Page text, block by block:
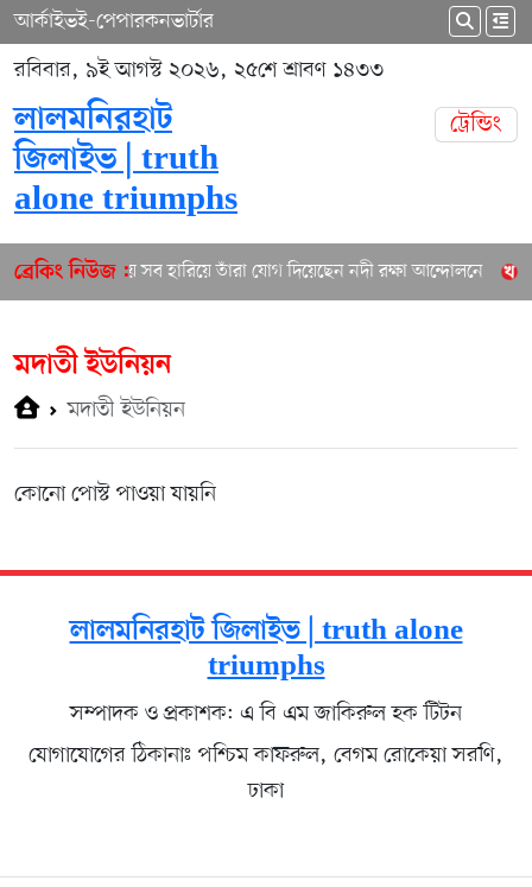
আর্কাইভই-পেপারকনভার্টার
রবিবার, ৯ই আগস্ট ২০২৬, ২৫শে শ্রাবণ ১৪৩৩
লালমনিরহাট
জিলাইভ | truth
alone triumphs
ট্রেন্ডিং
ব্রেকিং নিউজ :তিস্তায় সব হারিয়ে তাঁরা যোগ দিয়েছেন নদী রক্ষা আন্দোলনে
মদাতী ইউনিয়ন
মদাতী ইউনিয়ন
কোনো পোস্ট পাওয়া যায়নি
লালমনিরহাট জিলাইভ | truth alone
triumphs
সম্পাদক ও প্রকাশক: এ বি এম জাকিরুল হক টিটন
যোগাযোগের ঠিকানাঃ পশ্চিম কাফরুল, বেগম রোকেয়া সরণি,
ঢাকা